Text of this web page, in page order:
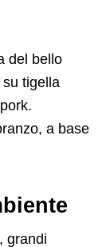
del bello
tigella
a base
grandi